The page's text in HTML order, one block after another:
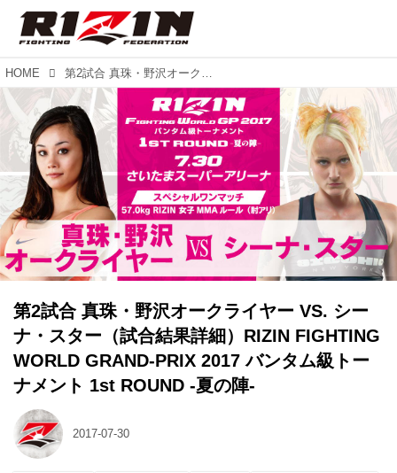
HOME 第2試合 真珠・野沢オークライヤー VS. シーナ・スター（試合結果詳細）RIZIN FIGHTING WORLD GRAND-PRIX 2017 バンタム級トーナメント 1st ROUND -夏の陣-
第2試合 真珠・野沢オークライヤー VS. シー
ナ・スター（試合結果詳細）RIZIN FIGHTING
WORLD GRAND-PRIX 2017 バンタム級トー
ナメント 1st ROUND -夏の陣-
2017-07-30